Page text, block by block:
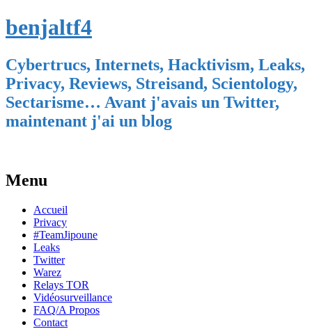
benjaltf4
Cybertrucs, Internets, Hacktivism, Leaks,
Privacy, Reviews, Streisand, Scientology,
Sectarisme… Avant j'avais un Twitter,
maintenant j'ai un blog
Menu
Skip
content
Accueil
Privacy
#TeamJipoune
Leaks
Twitter
Warez
Relays TOR
Vidéosurveillance
FAQ/A Propos
Contact